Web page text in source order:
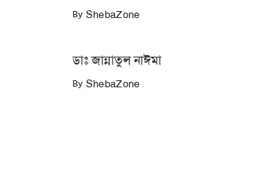
By ShebaZone
ডাঃ জান্নাতুল নাঈমা
By ShebaZone